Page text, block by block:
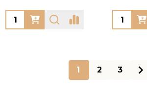
Quantity: Quantity:
1 2 3